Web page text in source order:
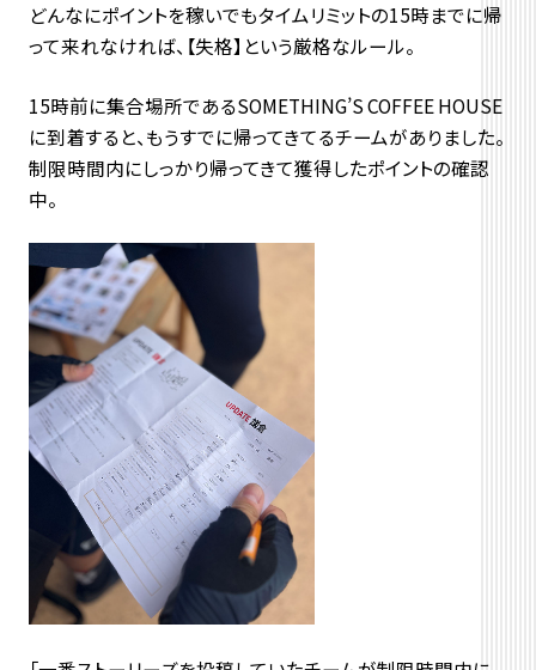
どんなにポイントを稼いでもタイムリミットの15時までに帰
って来れなければ、【失格】という厳格なルール。
15時前に集合場所であるSOMETHING’S COFFEE HOUSE
に到着すると、もうすでに帰ってきてるチームがありました。
制限時間内にしっかり帰ってきて獲得したポイントの確認
中。